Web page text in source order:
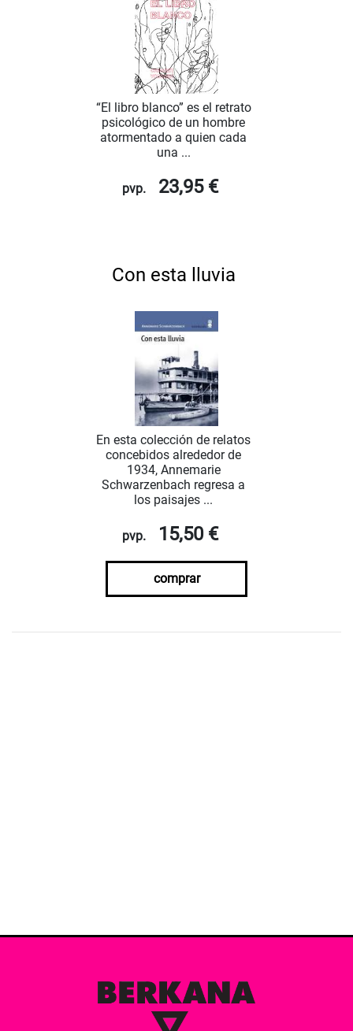
“El libro blanco” es el retrato
psicológico de un hombre
atormentado a quien cada
una ...
pvp. 23,95 €
Con esta lluvia
En esta colección de relatos
concebidos alrededor de
1934, Annemarie
Schwarzenbach regresa a
los paisajes ...
pvp. 15,50 €
comprar